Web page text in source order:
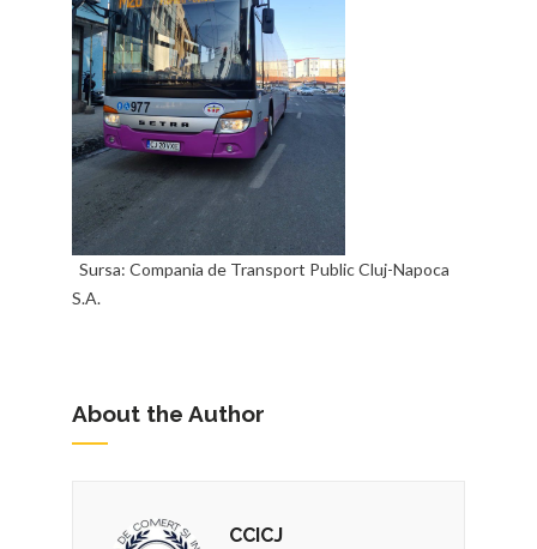
Sursa: Compania de Transport Public Cluj-Napoca
S.A.
About the Author
CCICJ